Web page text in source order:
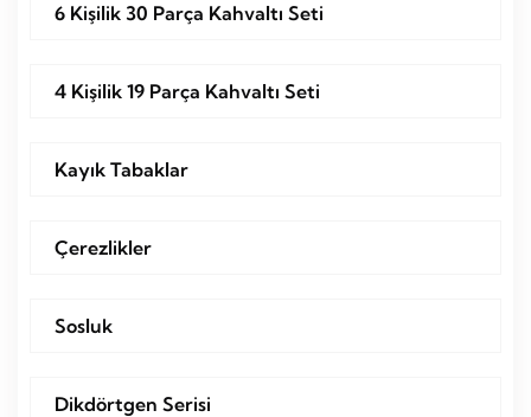
6 Kişilik 30 Parça Kahvaltı Seti
4 Kişilik 19 Parça Kahvaltı Seti
Kayık Tabaklar
Çerezlikler
Sosluk
Dikdörtgen Serisi